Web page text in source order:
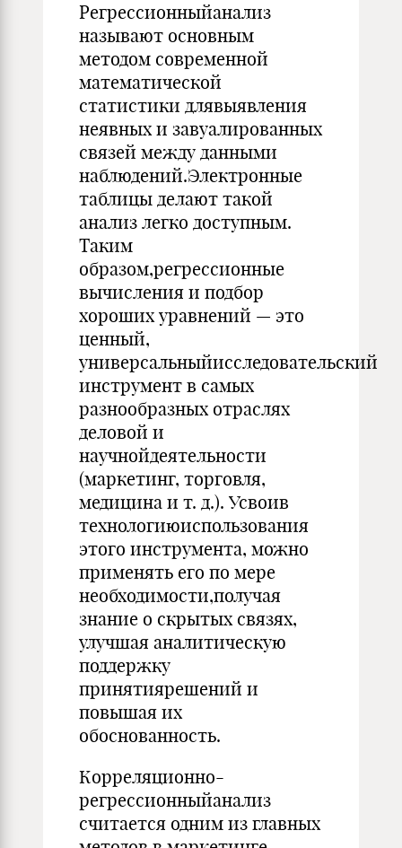
Регрессионныйанализ
называют основным
методом современной
математической
статистики длявыявления
неявных и завуалированных
связей между данными
наблюдений.Электронные
таблицы делают такой
анализ легко доступным.
Таким
образом,регрессионные
вычисления и подбор
хороших уравнений — это
ценный,
универсальныйисследовательский
инструмент в самых
разнообразных отраслях
деловой и
научнойдеятельности
(маркетинг, торговля,
медицина и т. д.). Усвоив
технологиюиспользования
этого инструмента, можно
применять его по мере
необходимости,получая
знание о скрытых связях,
улучшая аналитическую
поддержку
принятиярешений и
повышая их
обоснованность.
Корреляционно-
регрессионныйанализ
считается одним из главных